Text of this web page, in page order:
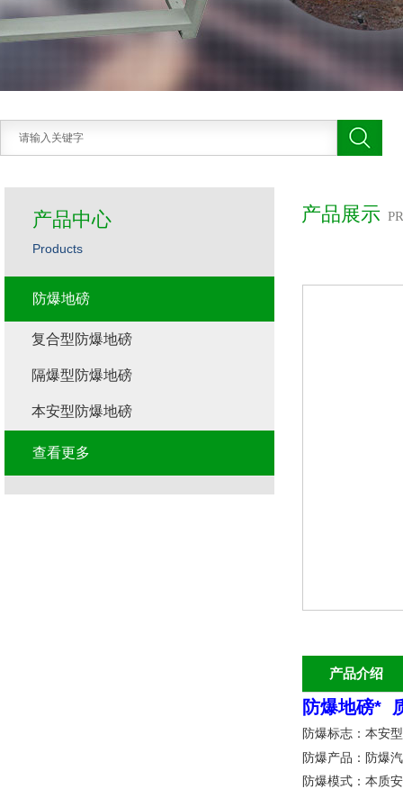
产品展示
产品介绍
防爆地磅*
防爆标志：本安型
防爆产品：防爆
防爆模式：本质
产品中心
Products
防爆地磅
复合型防爆地磅
隔爆型防爆地磅
本安型防爆地磅
查看更多